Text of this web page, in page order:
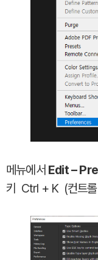
메뉴에서 Edit –
키 Ctrl + K (컨트